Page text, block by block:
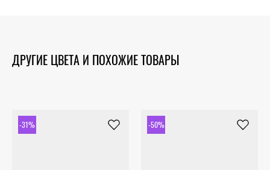
ДРУГИЕ ЦВЕТА И ПОХОЖИЕ ТОВАРЫ
-31% -50%